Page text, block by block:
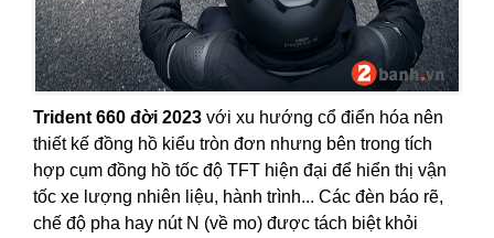
Trident 660 đời 2023 với xu hướng cổ điển hóa nên
thiết kế đồng hồ kiểu tròn đơn nhưng bên trong tích
hợp cụm đồng hồ tốc độ TFT hiện đại để hiển thị vận
tốc xe lượng nhiên liệu, hành trình... Các đèn báo rẽ,
chế độ pha hay nút N (về mo) được tách biệt khỏi